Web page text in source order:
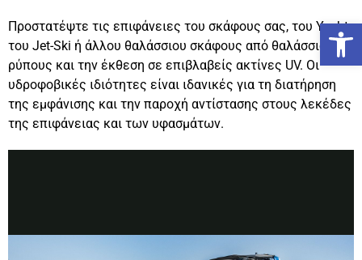
Προστατέψτε τις επιφάνειες του σκάφους σας, του Yacht,
του Jet-Ski ή άλλου θαλάσσιου σκάφους από θαλάσσιους
ρύπους και την έκθεση σε επιβλαβείς ακτίνες UV. Οι
υδροφοβικές ιδιότητες είναι ιδανικές για τη διατήρηση
της εμφάνισης και την παροχή αντίστασης στους λεκέδες
της επιφάνειας και των υφασμάτων.